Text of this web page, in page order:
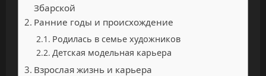
Збарской
Ранние годы и происхождение
Родилась в семье художников
Детская модельная карьера
Взрослая жизнь и карьера